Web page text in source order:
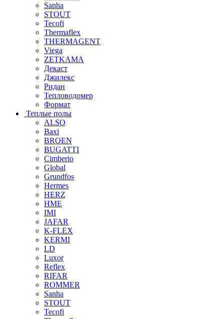
Sanha
STOUT
Tecofi
Thermaflex
THERMAGENT
Viega
ZETKAMA
Декаст
Джилекс
Ридан
Тепловодомер
Формат
Теплые полы
ALSO
Baxi
BROEN
BUGATTI
Cimberio
Global
Grundfos
Hermes
HERZ
HME
IMI
JAFAR
K-FLEX
KERMI
LD
Luxor
Reflex
RIFAR
ROMMER
Sanha
STOUT
Tecofi